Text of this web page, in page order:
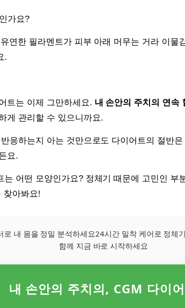
가요?
연한 필라멘트가 피부 아래 머무는 거라 이물
.
트는 이제 그만하세요. 내 손안의 주치의 연속
게 관리할 수 있으니까요.
응하는지 아는 것만으로도 다이어트의 절반
요.
어떤 모양인가요? 정체기 때문에 고민인 부
찾아봐요!
로 내 몸을 정밀 분석하세요24시간 밀착 케어로 정체
함께 지금 바로 시작하세요
내 손안의 주치의, CGM 다이